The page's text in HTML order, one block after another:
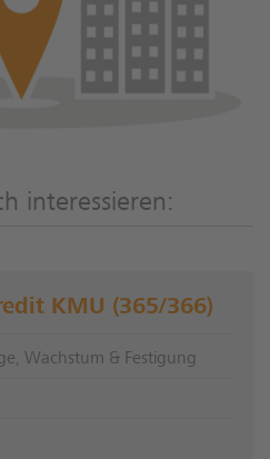
interessieren:
KMU (365/366)
Wachstum & Festigung